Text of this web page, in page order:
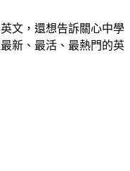
文，還想告訴關心中學
新、最活、最熱門的英